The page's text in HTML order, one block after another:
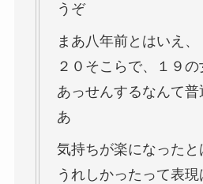
うぞ
まあ八年前とはいえ、
２０そこらで、１９
あっせんするなんて
あ
気持ちが楽になったと
うれしかったって表現